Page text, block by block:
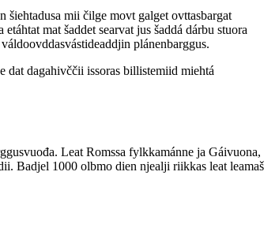
šiehtadusa mii čilge movt galget ovttasbargat
mat šaddet searvat jus šaddá dárbu stuora
plánenbarggus.
dat dagahivččii issoras billistemiid miehtá
Leat Romssa fylkkamánne ja Gáivuona,
Badjel 1000 olbmo dien njealji riikkas leat leamaš